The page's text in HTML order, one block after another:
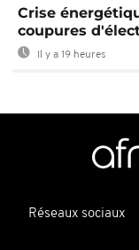
Crise
coupures
Il y a 19 heures
Réseaux sociaux